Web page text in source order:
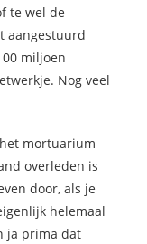
te wel de
aangestuurd
miljoen
Nog veel
mortuarium
overleden is
door, als je
helemaal
ja prima dat